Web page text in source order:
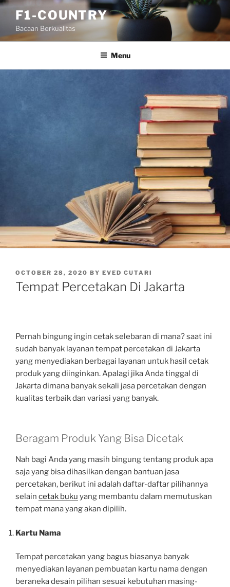
Skip
content
F1-COUNTRY
Bacaan Berkualitas
Menu
POSTED
ON
OCTOBER 28, 2020 BY EVED CUTARI
Tempat Percetakan Di Jakarta
Pernah bingung ingin cetak selebaran di mana? saat ini
sudah banyak layanan tempat percetakan di Jakarta
yang menyediakan berbagai layanan untuk hasil cetak
produk yang diinginkan. Apalagi jika Anda tinggal di
Jakarta dimana banyak sekali jasa percetakan dengan
kualitas terbaik dan variasi yang banyak.
Beragam Produk Yang Bisa Dicetak
Nah bagi Anda yang masih bingung tentang produk apa
saja yang bisa dihasilkan dengan bantuan jasa
percetakan, berikut ini adalah daftar-daftar pilihannya
selain cetak buku yang membantu dalam memutuskan
tempat mana yang akan dipilih.
Kartu Nama
Tempat percetakan yang bagus biasanya banyak
menyediakan layanan pembuatan kartu nama dengan
beraneka desain pilihan sesuai kebutuhan masing-